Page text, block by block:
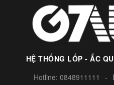
HỆ THỐNG LỐP - ẮC
Hotline: 0848911111 -